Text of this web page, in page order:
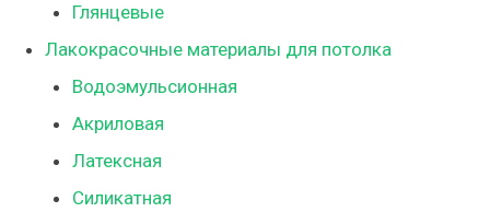
Глянцевые
Лакокрасочные материалы для потолка
Водоэмульсионная
Акриловая
Латексная
Силикатная